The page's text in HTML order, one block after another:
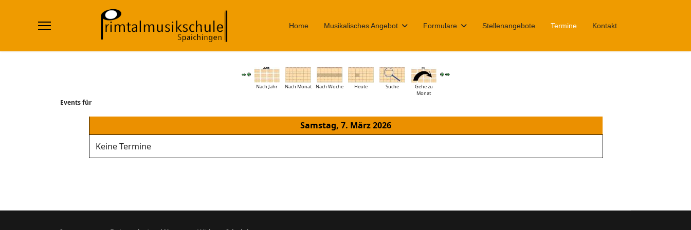
Home Musikalisches Angebot Formulare Stellenangebote Termine Kontakt
Nach Jahr Nach Monat Nach Woche Heute Suche
Gehe zu
Monat
Events für
Samstag, 7. März 2026
Keine Termine